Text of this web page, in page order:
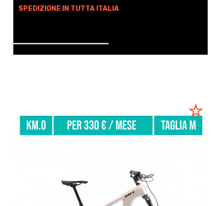
SPEDIZIONE IN TUTTA ITALIA